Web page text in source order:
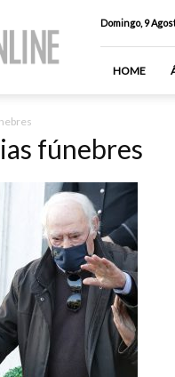
Domingo, 9
HOME
fúnebres